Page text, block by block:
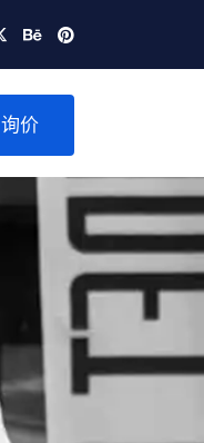
询价